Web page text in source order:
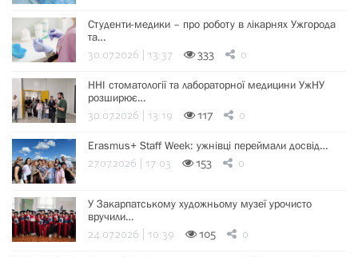
Студенти-медики – про роботу в лікарнях Ужгорода
та…
30.07.2026 | 13:37 333 0
ННІ стоматології та лабораторної медицини УжНУ
розширює…
30.07.2026 | 13:19 117 0
Erasmus+ Staff Week: ужнівці переймали досвід…
27.07.2026 | 17:03 153 0
У Закарпатському художньому музеї урочисто
вручили…
24.07.2026 | 10:39 105 0